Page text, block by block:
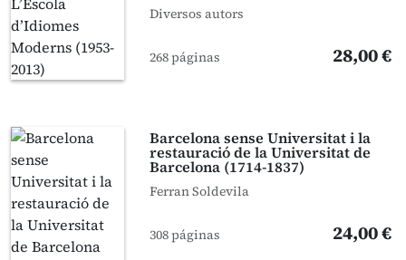
Diversos autors
268 páginas 28,00 €
Barcelona sense Universitat i la
restauració de la Universitat de
Barcelona (1714-1837)
Ferran Soldevila
308 páginas 24,00 €